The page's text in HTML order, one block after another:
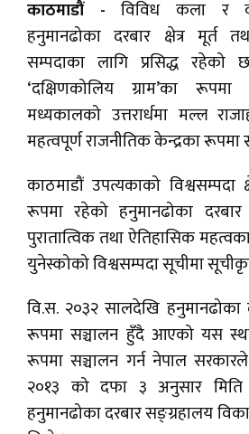
काठमाडौं -विविध कला र
हनुमानढोका दरबार क्षेत्र मूर्त
सम्पदाका लागि प्रसिद्ध रहेको
‘दक्षिणकोलिय ग्राम’का
मध्यकालको उत्तरार्धमा मल्ल
महत्वपूर्ण राजनीतिक केन्द्रका रूपमा
काठमाडौं उपत्यकाको विश्वसम्पदा
रूपमा रहेको हनुमानढोका दरबार
पुरातात्विक तथा ऐतिहासिक
युनेस्कोको विश्वसम्पदा सूचीमा
वि.स. २०३२ सालदेखि हनुमानढोका
रूपमा सञ्चालन हुँदै आएको यस
रूपमा सञ्चालन गर्न नेपाल
२०१३ को दफा ३ अनुसार
हनुमानढोका दरबार सङ्ग्रहालय